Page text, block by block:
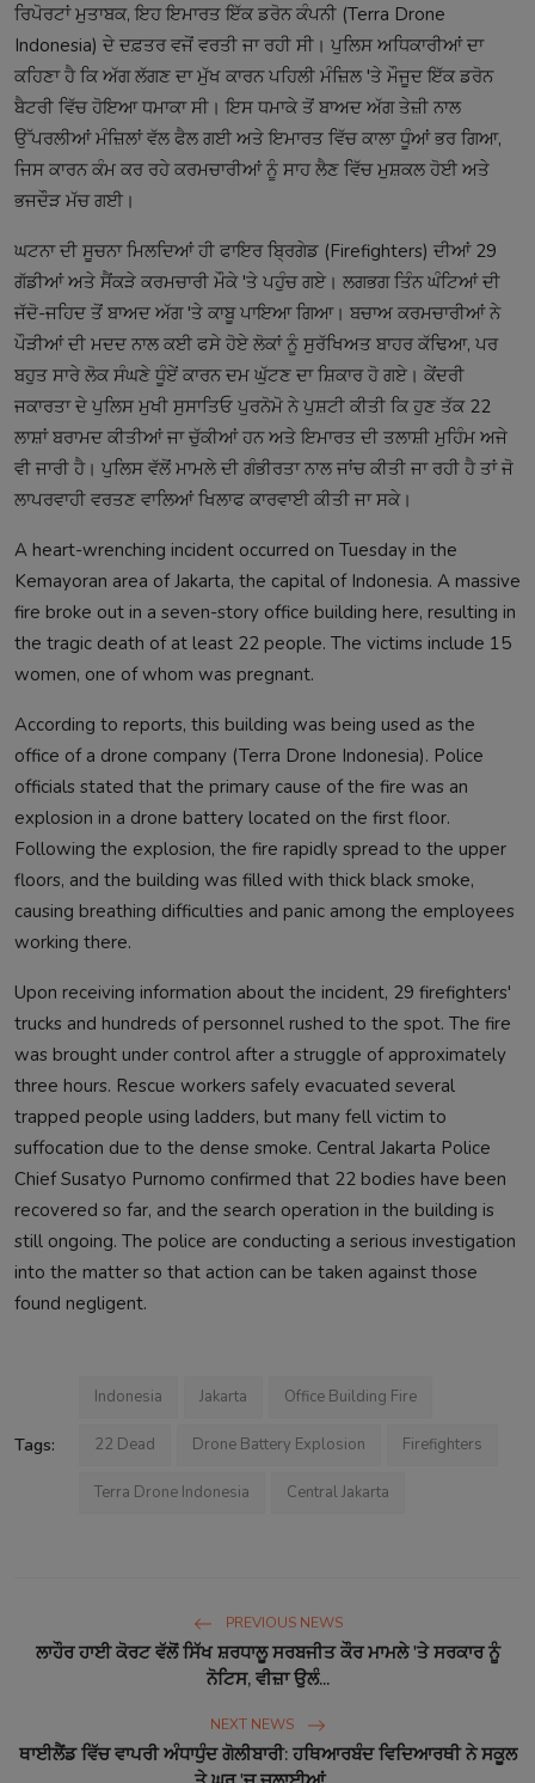
ਰਿਪੋਰਟਾਂ ਮੁਤਾਬਕ, ਇਹ ਇਮਾਰਤ ਇੱਕ ਡਰੋਨ ਕੰਪਨੀ (Terra Drone
Indonesia) ਦੇ ਦਫ਼ਤਰ ਵਜੋਂ ਵਰਤੀ ਜਾ ਰਹੀ ਸੀ। ਪੁਲਿਸ ਅਧਿਕਾਰੀਆਂ ਦਾ
ਕਹਿਣਾ ਹੈ ਕਿ ਅੱਗ ਲੱਗਣ ਦਾ ਮੁੱਖ ਕਾਰਨ ਪਹਿਲੀ ਮੰਜ਼ਿਲ 'ਤੇ ਮੌਜੂਦ ਇੱਕ ਡਰੋਨ
ਬੈਟਰੀ ਵਿੱਚ ਹੋਇਆ ਧਮਾਕਾ ਸੀ। ਇਸ ਧਮਾਕੇ ਤੋਂ ਬਾਅਦ ਅੱਗ ਤੇਜ਼ੀ ਨਾਲ
ਉੱਪਰਲੀਆਂ ਮੰਜ਼ਿਲਾਂ ਵੱਲ ਫੈਲ ਗਈ ਅਤੇ ਇਮਾਰਤ ਵਿੱਚ ਕਾਲਾ ਧੂੰਆਂ ਭਰ ਗਿਆ,
ਜਿਸ ਕਾਰਨ ਕੰਮ ਕਰ ਰਹੇ ਕਰਮਚਾਰੀਆਂ ਨੂੰ ਸਾਹ ਲੈਣ ਵਿੱਚ ਮੁਸ਼ਕਲ ਹੋਈ ਅਤੇ
ਭਜਦੌੜ ਮੱਚ ਗਈ।
ਘਟਨਾ ਦੀ ਸੂਚਨਾ ਮਿਲਦਿਆਂ ਹੀ ਫਾਇਰ ਬ੍ਰਿਗੇਡ (Firefighters) ਦੀਆਂ 29
ਗੱਡੀਆਂ ਅਤੇ ਸੈਂਕੜੇ ਕਰਮਚਾਰੀ ਮੌਕੇ 'ਤੇ ਪਹੁੰਚ ਗਏ। ਲਗਭਗ ਤਿੰਨ ਘੰਟਿਆਂ ਦੀ
ਜੱਦੋ-ਜਹਿਦ ਤੋਂ ਬਾਅਦ ਅੱਗ 'ਤੇ ਕਾਬੂ ਪਾਇਆ ਗਿਆ। ਬਚਾਅ ਕਰਮਚਾਰੀਆਂ ਨੇ
ਪੌੜੀਆਂ ਦੀ ਮਦਦ ਨਾਲ ਕਈ ਫਸੇ ਹੋਏ ਲੋਕਾਂ ਨੂੰ ਸੁਰੱਖਿਅਤ ਬਾਹਰ ਕੱਢਿਆ, ਪਰ
ਬਹੁਤ ਸਾਰੇ ਲੋਕ ਸੰਘਣੇ ਧੂੰਏਂ ਕਾਰਨ ਦਮ ਘੁੱਟਣ ਦਾ ਸ਼ਿਕਾਰ ਹੋ ਗਏ। ਕੇਂਦਰੀ
ਜਕਾਰਤਾ ਦੇ ਪੁਲਿਸ ਮੁਖੀ ਸੁਸਾਤਿਓ ਪੁਰਨੋਮੋ ਨੇ ਪੁਸ਼ਟੀ ਕੀਤੀ ਕਿ ਹੁਣ ਤੱਕ 22
ਲਾਸ਼ਾਂ ਬਰਾਮਦ ਕੀਤੀਆਂ ਜਾ ਚੁੱਕੀਆਂ ਹਨ ਅਤੇ ਇਮਾਰਤ ਦੀ ਤਲਾਸ਼ੀ ਮੁਹਿੰਮ ਅਜੇ
ਵੀ ਜਾਰੀ ਹੈ। ਪੁਲਿਸ ਵੱਲੋਂ ਮਾਮਲੇ ਦੀ ਗੰਭੀਰਤਾ ਨਾਲ ਜਾਂਚ ਕੀਤੀ ਜਾ ਰਹੀ ਹੈ ਤਾਂ ਜੋ
ਲਾਪਰਵਾਹੀ ਵਰਤਣ ਵਾਲਿਆਂ ਖਿਲਾਫ ਕਾਰਵਾਈ ਕੀਤੀ ਜਾ ਸਕੇ।
A heart-wrenching incident occurred on Tuesday in the
Kemayoran area of Jakarta, the capital of Indonesia. A massive
fire broke out in a seven-story office building here, resulting in
the tragic death of at least 22 people. The victims include 15
women, one of whom was pregnant.
According to reports, this building was being used as the
office of a drone company (Terra Drone Indonesia). Police
officials stated that the primary cause of the fire was an
explosion in a drone battery located on the first floor.
Following the explosion, the fire rapidly spread to the upper
floors, and the building was filled with thick black smoke,
causing breathing difficulties and panic among the employees
working there.
Upon receiving information about the incident, 29 firefighters'
trucks and hundreds of personnel rushed to the spot. The fire
was brought under control after a struggle of approximately
three hours. Rescue workers safely evacuated several
trapped people using ladders, but many fell victim to
suffocation due to the dense smoke. Central Jakarta Police
Chief Susatyo Purnomo confirmed that 22 bodies have been
recovered so far, and the search operation in the building is
still ongoing. The police are conducting a serious investigation
into the matter so that action can be taken against those
found negligent.
Tags:
Indonesia Jakarta Office Building Fire
22 Dead Drone Battery Explosion Firefighters
Terra Drone Indonesia Central Jakarta
PREVIOUS NEWS
ਲਾਹੌਰ ਹਾਈ ਕੋਰਟ ਵੱਲੋਂ ਸਿੱਖ ਸ਼ਰਧਾਲੂ ਸਰਬਜੀਤ ਕੌਰ ਮਾਮਲੇ 'ਤੇ ਸਰਕਾਰ ਨੂੰ
ਨੋਟਿਸ, ਵੀਜ਼ਾ ਉਲੰ...
NEXT NEWS
ਥਾਈਲੈਂਡ ਵਿੱਚ ਵਾਪਰੀ ਅੰਧਾਧੁੰਦ ਗੋਲੀਬਾਰੀ: ਹਥਿਆਰਬੰਦ ਵਿਦਿਆਰਥੀ ਨੇ ਸਕੂਲ